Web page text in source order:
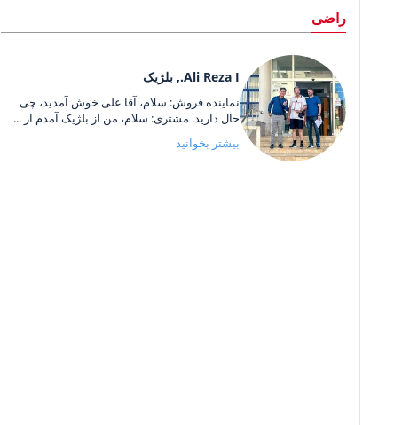
راضی
Ali Reza I., بلژیک
نماینده فروش: سلام، آقا علی خوش آمدید، چی
حال دارید. مشتری: سلام، من از بلژیک آمدم از ...
بیشتر بخوانید